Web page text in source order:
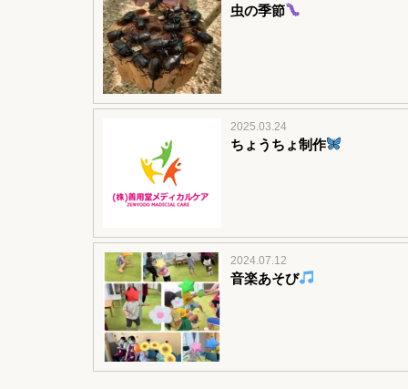
虫の季節
2025.03.24
ちょうちょ制作
2024.07.12
音楽あそび